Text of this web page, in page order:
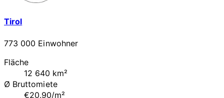
Tirol
773 000 Einwohner
Fläche
12 640 km²
Ø Bruttomiete
€20.90/m²